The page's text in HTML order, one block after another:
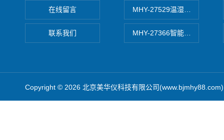
在线留言
联系我们
MHY-27529温湿度记录仪
MHY-27366智能数字微压计
Copyright © 2026 北京美华仪科技有限公司